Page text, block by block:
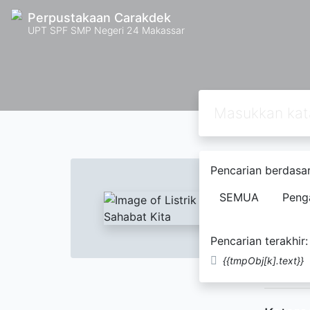
Perpustakaan Carakdek
UPT SPF SMP Negeri 24 Makassar
Pencarian
SEMUA
Pencarian terakhir:
{{tmpObj[k].text}}
Text
buku